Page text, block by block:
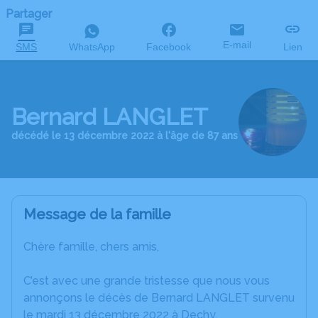
Partager
SMS WhatsApp Facebook E-mail Lien
Bernard LANGLET
décédé le 13 décembre 2022 à l'âge de 87 ans
Message de la famille
Chère famille, chers amis,
C’est avec une grande tristesse que nous vous
annonçons le décès de Bernard LANGLET survenu
le mardi 13 décembre 2022 à Dechy.